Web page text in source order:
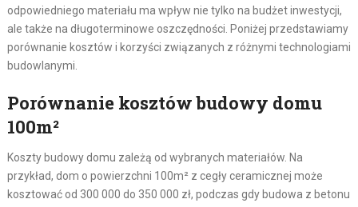
odpowiedniego materiału ma wpływ nie tylko na budżet inwestycji,
ale także na długoterminowe oszczędności. Poniżej przedstawiamy
porównanie kosztów i korzyści związanych z różnymi technologiami
budowlanymi.
Porównanie kosztów budowy domu
100m²
Koszty budowy domu zależą od wybranych materiałów. Na
przykład, dom o powierzchni 100m² z cegły ceramicznej może
kosztować od 300 000 do 350 000 zł, podczas gdy budowa z betonu